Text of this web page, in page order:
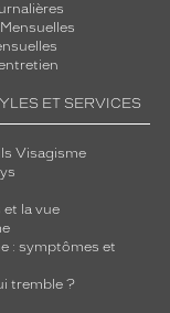
ET SERVICES
Visagisme
et la vue
: symptômes et
tremble ?